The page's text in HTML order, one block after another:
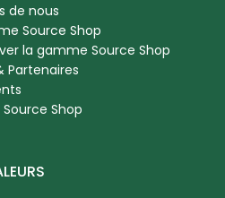
de nous
Source Shop
la gamme Source Shop
Partenaires
Shop